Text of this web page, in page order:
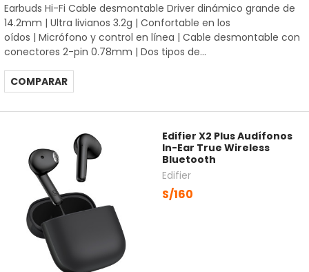
Earbuds Hi-Fi Cable desmontable Driver dinámico grande de
14.2mm | Ultra livianos 3.2g | Confortable en los
oídos | Micrófono y control en línea | Cable desmontable con
conectores 2-pin 0.78mm | Dos tipos de...
COMPARAR
Edifier X2 Plus Audífonos
In-Ear True Wireless
Bluetooth
Edifier
S/160